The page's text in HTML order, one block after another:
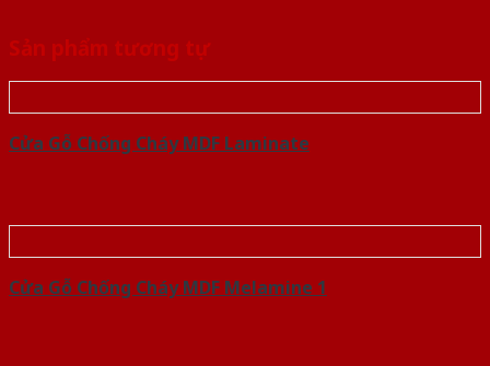
Sản phẩm tương tự
Cửa Gỗ Chống Cháy MDF Laminate
Cửa Gỗ Chống Cháy MDF Melamine 1